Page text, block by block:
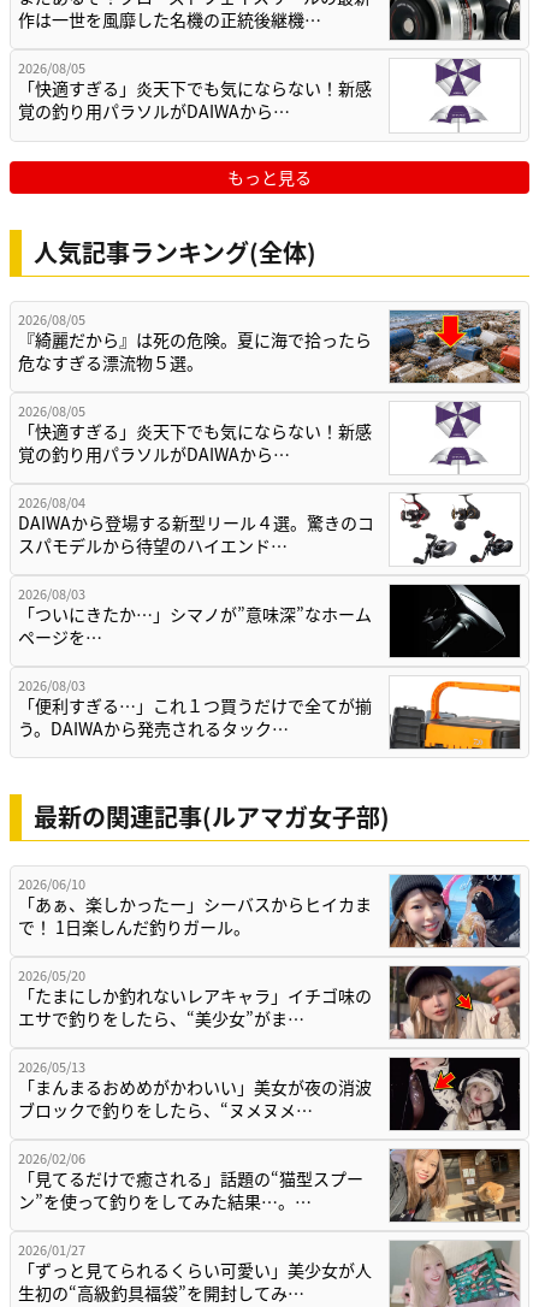
作は一世を風靡した名機の正統後継機…
2026/08/05
「快適すぎる」炎天下でも気にならない！新感
覚の釣り用パラソルがDAIWAから…
もっと見る
人気記事ランキング(全体)
2026/08/05
『綺麗だから』は死の危険。夏に海で拾ったら
危なすぎる漂流物５選。
2026/08/05
「快適すぎる」炎天下でも気にならない！新感
覚の釣り用パラソルがDAIWAから…
2026/08/04
DAIWAから登場する新型リール４選。驚きのコ
スパモデルから待望のハイエンド…
2026/08/03
「ついにきたか…」シマノが”意味深”なホーム
ページを…
2026/08/03
「便利すぎる…」これ１つ買うだけで全てが揃
う。DAIWAから発売されるタック…
最新の関連記事(ルアマガ女子部)
2026/06/10
「あぁ、楽しかったー」シーバスからヒイカま
で！ 1日楽しんだ釣りガール。
2026/05/20
「たまにしか釣れないレアキャラ」イチゴ味の
エサで釣りをしたら、“美少女”がま…
2026/05/13
「まんまるおめめがかわいい」美女が夜の消波
ブロックで釣りをしたら、“ヌメヌメ…
2026/02/06
「見てるだけで癒される」話題の“猫型スプー
ン”を使って釣りをしてみた結果…。…
2026/01/27
「ずっと見てられるくらい可愛い」美少女が人
生初の“高級釣具福袋”を開封してみ…